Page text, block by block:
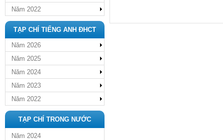
Năm 2022
TẠP CHÍ TIẾNG ANH ĐHCT
Năm 2026
Năm 2025
Năm 2024
Năm 2023
Năm 2022
TẠP CHÍ TRONG NƯỚC
Năm 2024